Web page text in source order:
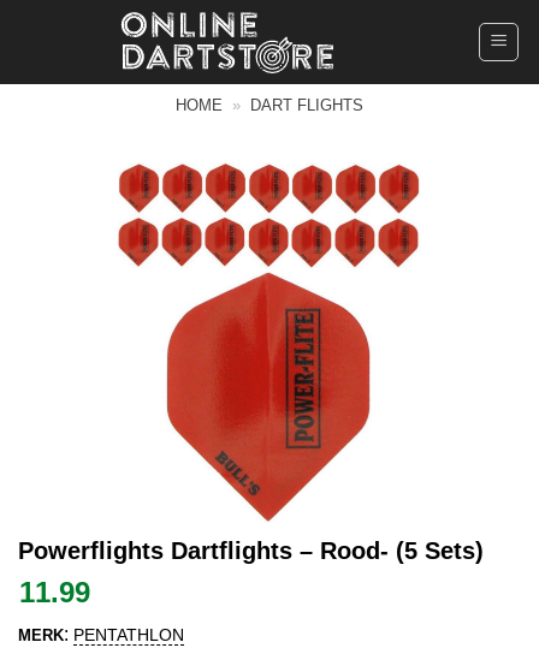
HOME » DART FLIGHTS
Powerflights Dartflights – Rood- (5 Sets)
11.99
MERK: PENTATHLON